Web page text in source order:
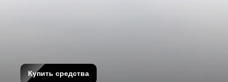
Купить средства